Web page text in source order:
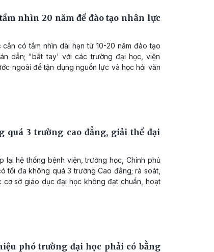
nhìn 20 năm để đào tạo nhân lực
có tầm nhìn dài hạn từ 10-20 năm đào tạo
dẫn; "bắt tay' với các trường đại học, viện
ngoài để tận dụng nguồn lực và học hỏi văn
quá 3 trường cao đẳng, giải thể đại
lại hệ thống bệnh viện, trường học, Chính phủ
tối đa không quá 3 trường Cao đẳng; rà soát,
cơ sở giáo dục đại học không đạt chuẩn, hoạt
phó trường đại học phải có bằng